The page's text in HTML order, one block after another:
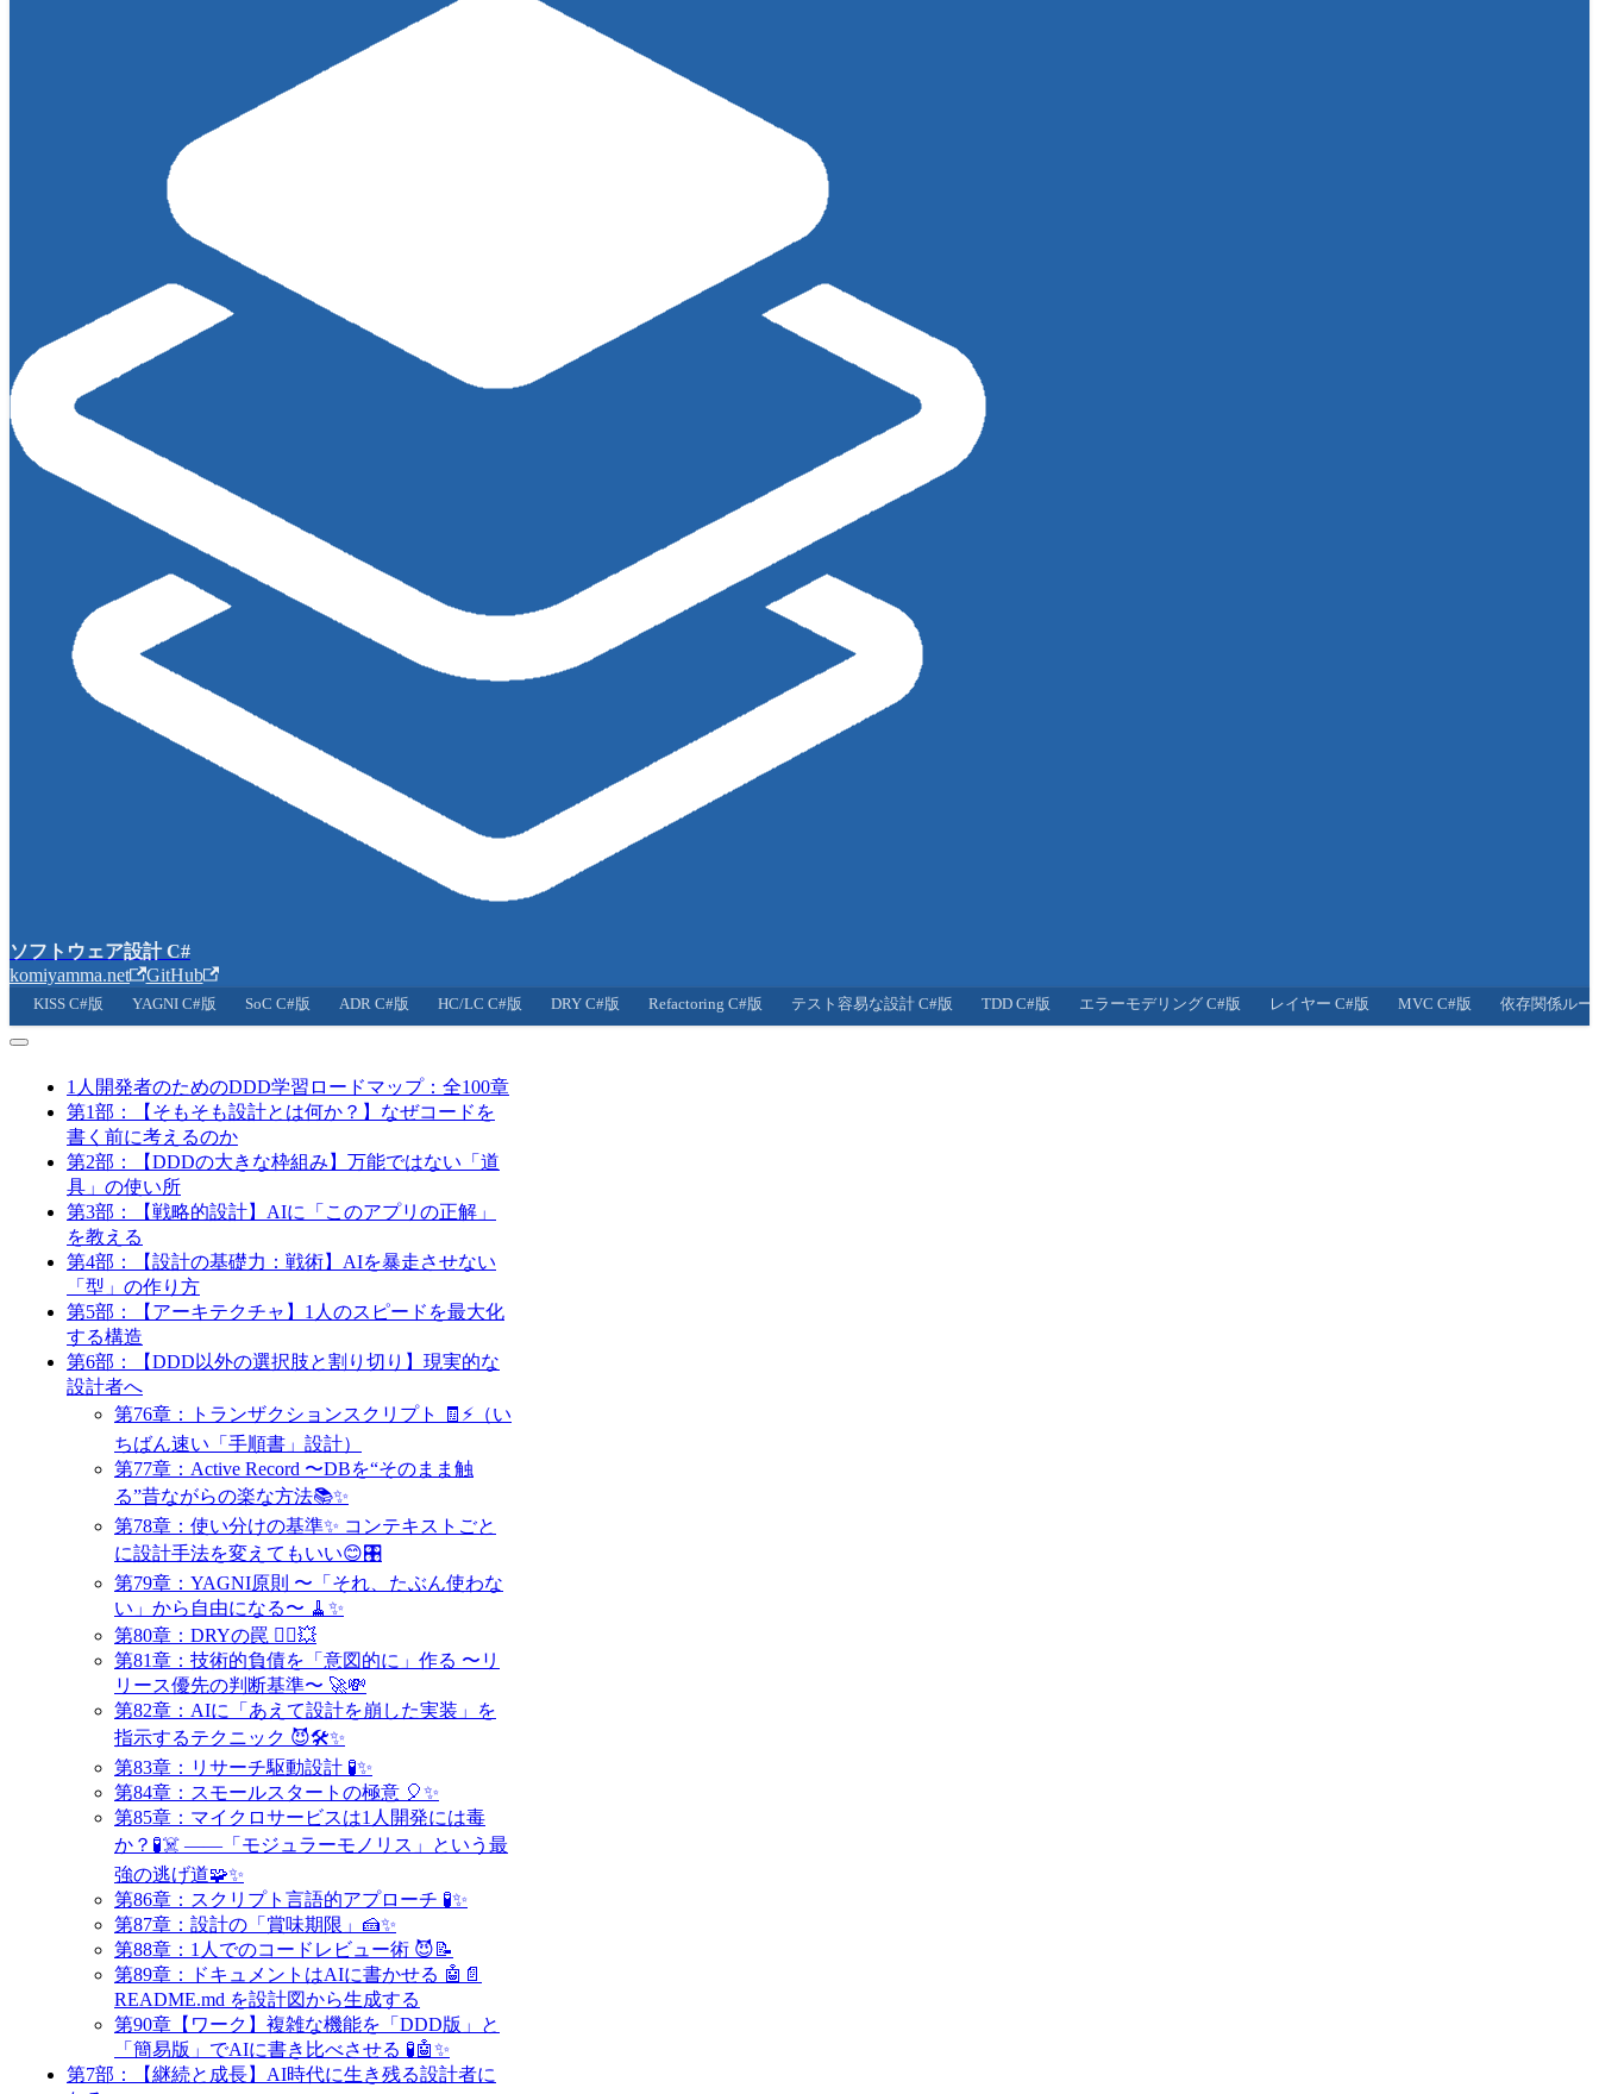
ソフトウェア設計 C#
komiyamma.net
GitHub
KISS C#版 YAGNI C#版 SoC C#版 ADR C#版 HC/LC C#版 DRY C#版 Refactoring C#版 テスト容易な設計 C#版 TDD C#版 エラーモデリング C#版 レイヤー C#版 MVC C#版 依存関係ルー
1人開発者のためのDDD学習ロードマップ：全100章
第1部：【そもそも設計とは何か？】なぜコードを
書く前に考えるのか
第2部：【DDDの大きな枠組み】万能ではない「道
具」の使い所
第3部：【戦略的設計】AIに「このアプリの正解」
を教える
第4部：【設計の基礎力：戦術】AIを暴走させない
「型」の作り方
第5部：【アーキテクチャ】1人のスピードを最大化
する構造
第6部：【DDD以外の選択肢と割り切り】現実的な
設計者へ
第76章：トランザクションスクリプト 🧾⚡（い
ちばん速い「手順書」設計）
第77章：Active Record 〜DBを“そのまま触
る”昔ながらの楽な方法📚✨
第78章：使い分けの基準✨ コンテキストごと
に設計手法を変えてもいい😊🎛️
第79章：YAGNI原則 〜「それ、たぶん使わな
い」から自由になる〜 🧹✨
第80章：DRYの罠 🤹‍♀️💥
第81章：技術的負債を「意図的に」作る 〜リ
リース優先の判断基準〜 🚀💸
第82章：AIに「あえて設計を崩した実装」を
指示するテクニック 😈🛠️✨
第83章：リサーチ駆動設計 🧪✨
第84章：スモールスタートの極意 🎈✨
第85章：マイクロサービスは1人開発には毒
か？🧪☠️ ——「モジュラーモノリス」という最
強の逃げ道🧩✨
第86章：スクリプト言語的アプローチ 🧪✨
第87章：設計の「賞味期限」🍰✨
第88章：1人でのコードレビュー術 😈📝
第89章：ドキュメントはAIに書かせる 🤖📄
README.md を設計図から生成する
第90章【ワーク】複雑な機能を「DDD版」と
「簡易版」でAIに書き比べさせる 🧪🤖✨
第7部：【継続と成長】AI時代に生き残る設計者に